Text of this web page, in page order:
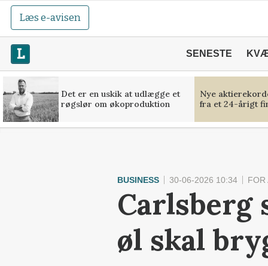
Læs e-avisen
SENESTE
Det er en uskik at udlægge et
røgslør om økoproduktion
Nye
fra et 24-årigt
BUSINESS 30-06-2026 10:34 FOR
Carlsberg
øl skal